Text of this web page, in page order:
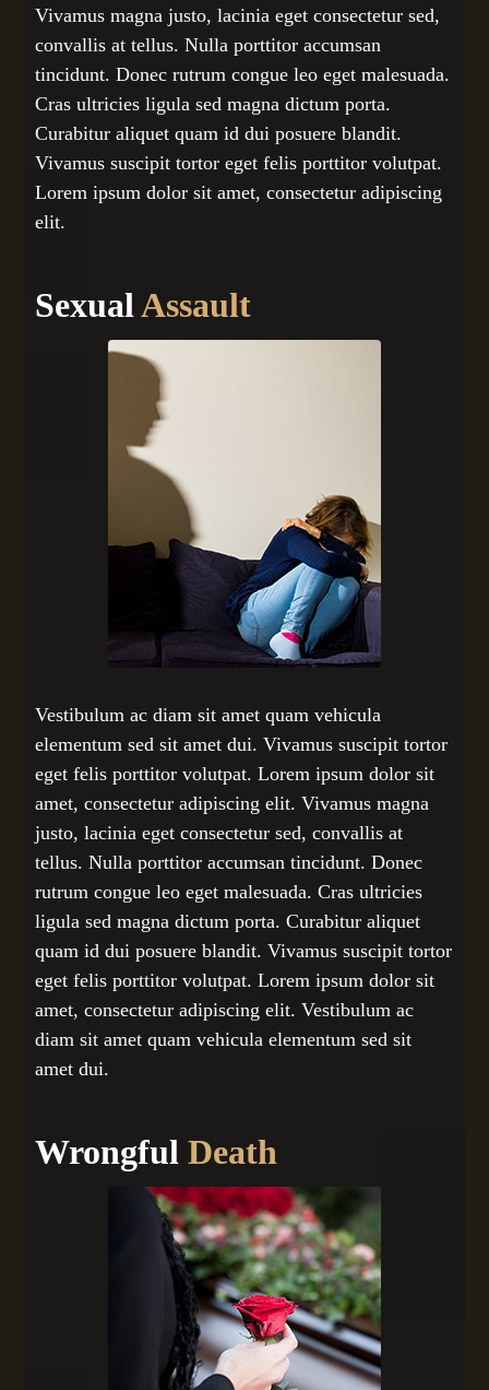
WrongfulDeath
SexualAssault
Vestibulum ac diam sit amet quam vehicula
elementum sed sit amet dui. Vivamus suscipit tortor
eget felis porttitor volutpat. Lorem ipsum dolor sit
amet, consectetur adipiscing elit. Vivamus magna
justo, lacinia eget consectetur sed, convallis at
tellus. Nulla porttitor accumsan tincidunt. Donec
rutrum congue leo eget malesuada. Cras ultricies
ligula sed magna dictum porta. Curabitur aliquet
quam id dui posuere blandit. Vivamus suscipit tortor
eget felis porttitor volutpat. Lorem ipsum dolor sit
amet, consectetur adipiscing elit. Vestibulum ac
diam sit amet quam vehicula elementum sed sit
amet dui.
Vivamus magna justo, lacinia eget consectetur sed,
convallis at tellus. Nulla porttitor accumsan
tincidunt. Donec rutrum congue leo eget malesuada.
Cras ultricies ligula sed magna dictum porta.
Curabitur aliquet quam id dui posuere blandit.
Vivamus suscipit tortor eget felis porttitor volutpat.
Lorem ipsum dolor sit amet, consectetur adipiscing
elit.